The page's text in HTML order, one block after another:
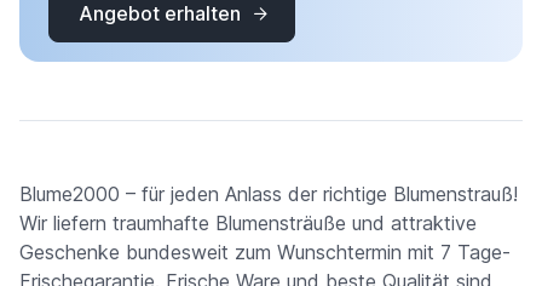
Angebot erhalten
Blume2000 – für jeden Anlass der richtige Blumenstrauß!
Wir liefern traumhafte Blumensträuße und attraktive
Geschenke bundesweit zum Wunschtermin mit 7 Tage-
Frischegarantie. Frische Ware und beste Qualität sind